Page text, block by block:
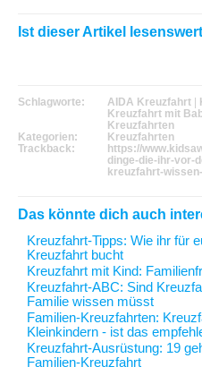
Ist dieser Artikel
Schlagworte: AIDA Kreuzfahrt |
Kreuzfahrt mit
Kreuzfahrten
Kategorien:
Kreuzfahrten
Trackback:
https://
dinge-die-ihr-vor-
kreuzfahrt-
Das könnte dich auch
Kreuzfahrt-Tipps: Wie ihr für
Kreuzfahrt bucht
Kreuzfahrt mit Kind:
Kreuzfahrt-ABC: Sind
Familie wissen müsst
Familien-Kreuzfahrten:
Kleinkindern - ist das
Kreuzfahrt-Ausrüstung: 19
Familien-Kreuzfahrt